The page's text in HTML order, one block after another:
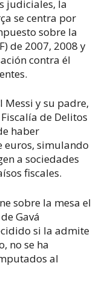
judiciales, la
se centra por
sobre la
de 2007, 2008 y
contra él
Messi y su padre,
de Delitos
haber
euros, simulando
a sociedades
fiscales.
sobre la mesa el
Gavá
si la admite
no se ha
al